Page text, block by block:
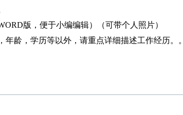
版，便于小编编辑）（可带个人照片）
年龄，学历等以外，请重点详细描述工作经历。。